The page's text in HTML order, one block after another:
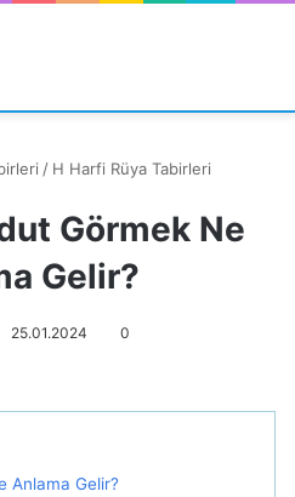
/ H Harfi Rüya Tabirleri
Görmek Ne
Gelir?
25.01.2024 0
Anlama Gelir?